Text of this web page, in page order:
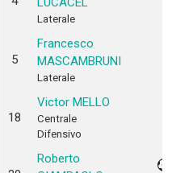
Laterale
5
Francesco
MASCAMBRUNI
Laterale
18
Victor MELLO
Centrale
Difensivo
Roberto